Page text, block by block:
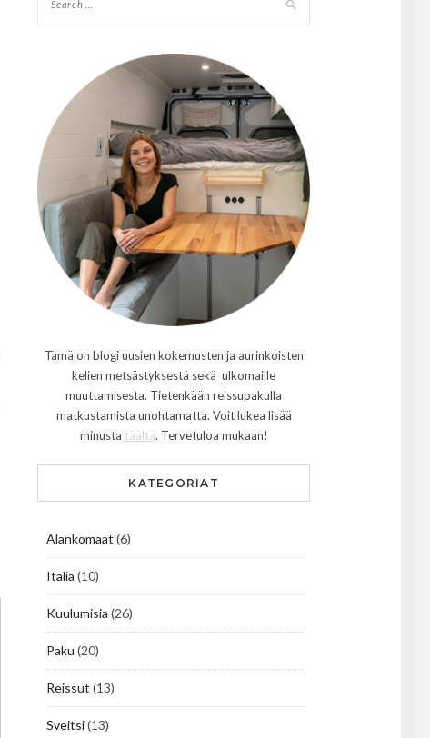
Tämä on blogi uusien kokemusten ja aurinkoisten
kelien metsästyksestä sekä ulkomaille
muuttamisesta. Tietenkään reissupakulla
matkustamista unohtamatta. Voit lukea lisää
minusta täältä. Tervetuloa mukaan!
KATEGORIAT
Alankomaat (6)
Italia (10)
Kuulumisia (26)
Paku (20)
Reissut (13)
Sveitsi(13)